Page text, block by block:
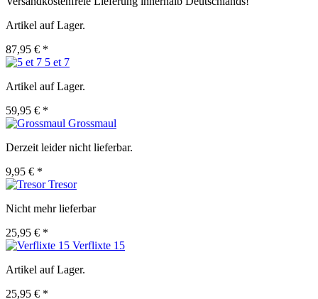
Artikel auf Lager.
87,95 € *
5 et 7
Artikel auf Lager.
59,95 € *
Grossmaul
Derzeit leider nicht lieferbar.
9,95 € *
Tresor
Nicht mehr lieferbar
25,95 € *
Verflixte 15
Artikel auf Lager.
25,95 € *